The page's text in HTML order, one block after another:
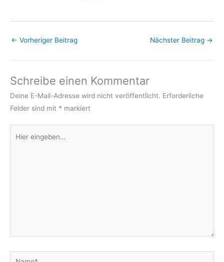
← Vorheriger Beitrag Nächster Beitrag →
Schreibe einen Kommentar
Deine E-Mail-Adresse wird nicht veröffentlicht. Erforderliche
Felder sind mit * markiert
eingeben…
Name*